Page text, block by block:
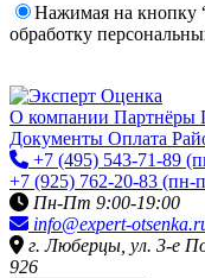
Нажимая на кнопку
обработку
О компании Партнёры
Документы Оплата
+7 (495) 543-71-89
+7 (925) 762-20-83 (пн-
Пн-Пт 9:00-19:00
info@expert-
г. Люберцы, ул. 3-е
926